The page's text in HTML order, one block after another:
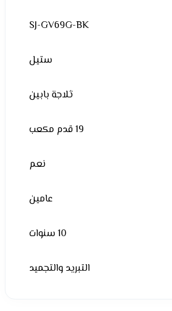
SJ-GV69G-BK
ستيل
ثلاجة بابين
19 قدم مكعب
نعم
عامين
10 سنوات
التبريد والتجميد